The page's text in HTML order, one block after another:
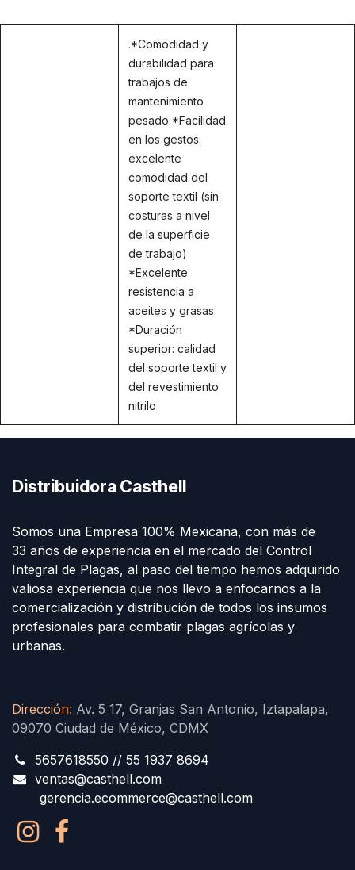
.*Comodidad y
durabilidad para
trabajos de
mantenimiento
pesado *Facilidad
en los gestos:
excelente
comodidad del
soporte textil (sin
costuras a nivel
de la superficie
de trabajo)
*Excelente
resistencia a
aceites y grasas
*Duración
superior: calidad
del soporte textil y
del revestimiento
nitrilo
Distribuidora Casthell
Somos una Empresa 100% Mexicana, con más de
33 años de experiencia en el mercado del Control
Integral de Plagas, al paso del tiempo hemos adquirido
valiosa experiencia que nos llevo a enfocarnos a la
comercialización y distribución de todos los insumos
profesionales para combatir plagas agrícolas y
urbanas.
Dirección: Av. 5 17, Granjas San Antonio, Iztapalapa,
09070 Ciudad de México, CDMX
5657618550 // 55 1937 8694
ventas@casthell.com
gerencia.ecommerce@casthell.com